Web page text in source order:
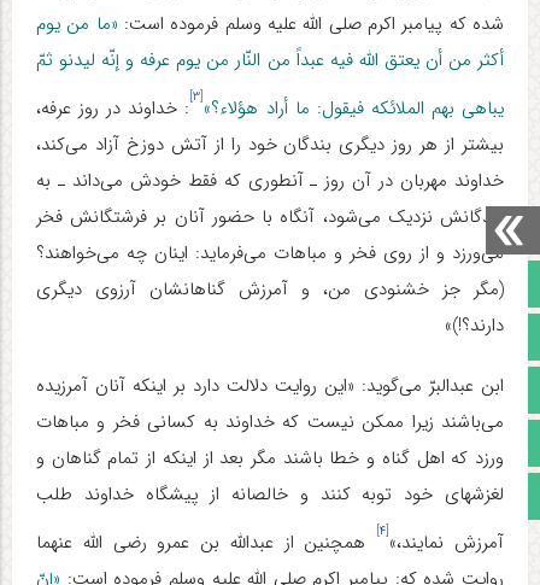
صفحه نخست
تالار گفتمان
آپارات
مجوز سایت
شده که پیامبر اکرم صلی الله علیه وسلم فرموده است: «ما من یوم
أکثر من أن یعتق الله فیه عبداً من النّار من یوم عرفه و إنّه لیدنو ثمّ
یباهی بهم الملائکه فیقول: ما أراد هؤلاء؟»[۳]
: خداوند در روز عرفه،
بیشتر از هر روز دیگری بندگان خود را از آتش دوزخ آزاد می‌‌کند،
خداوند مهربان در آن روز ـ آنطوری که فقط خودش می‌داند ـ به
بندگانش نزدیک می‌شود، آنگاه با حضور آنان بر فرشتگانش فخر
می‌ورزد و از روی فخر و مباهات می‌فرماید: اینان چه می‌خواهند؟
(مگر جز خشنودی من، و آمرزش گناهانشان آرزوی دیگری
دارند؟!)»
ابن عبدالبرّ می‌گوید: «این روایت دلالت دارد بر اینکه آنان آمرزیده
می‌باشند زیرا ممکن نیست که خداوند به کسانی فخر و مباهات
ورزد که اهل گناه و خطا باشند مگر بعد از اینکه از تمام گناهان و
لغزشهای خود توبه کنند و خالصانه از پیشگاه خداوند طلب
آمرزش نمایند،»[۴]
همچنین از عبدالله بن عمرو رضی الله عنهما
روایت شده که: پیامبر اکرم صلی الله علیه وسلم فرموده است: «إنّ